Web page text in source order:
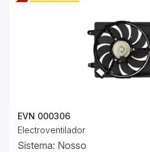
EVN 000306
Electroventilador
Sistema: Nosso